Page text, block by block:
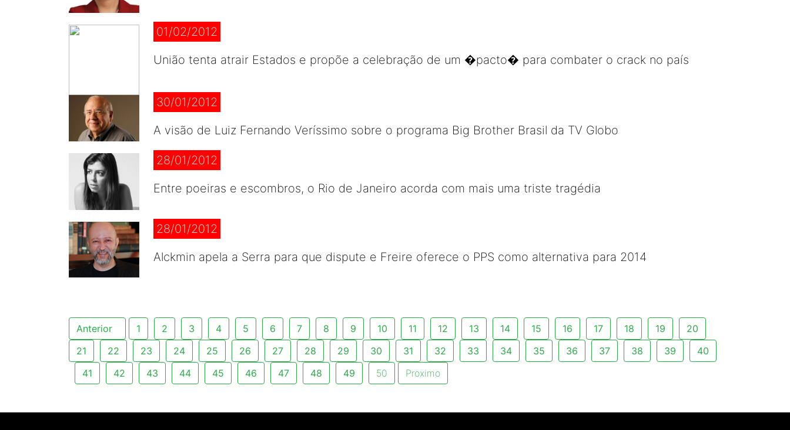
01/02/2012
União tenta atrair Estados e propõe a celebração de um �pacto� para combater o crack no país
30/01/2012
A visão de Luiz Fernando Veríssimo sobre o programa Big Brother Brasil da TV Globo
28/01/2012
Entre poeiras e escombros, o Rio de Janeiro acorda com mais uma triste tragédia
28/01/2012
Alckmin apela a Serra para que dispute e Freire oferece o PPS como alternativa para 2014
Anterior 1 2 3 4 5 6 7 8 9 10 11 12 13 14 15 16 17 18 19
20
21
22 23 24 25 26 27 28 29 30 31 32 33 34 35 36 37 38 39
40
41
42 43 44 45 46 47 48 49 50 Proximo